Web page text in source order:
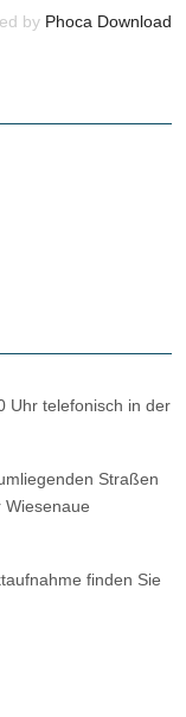
by Phoca Download
Uhr telefonisch in der
Straßen
finden Sie